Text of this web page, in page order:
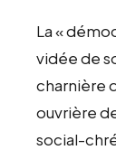
La «
vidée de
charnière
ouvrière
social-